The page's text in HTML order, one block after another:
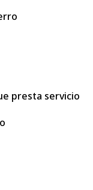
presta servicio